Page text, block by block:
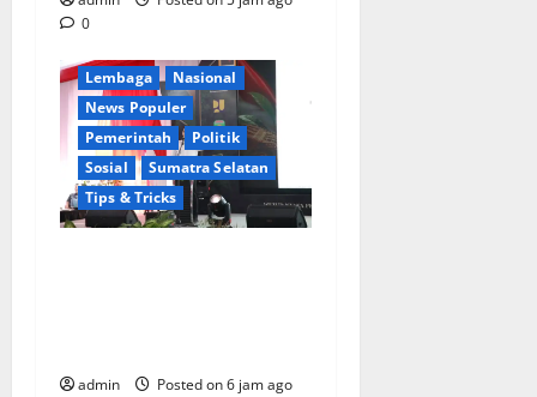
0Ekonomi
Lembaga
Nasional
News Populer
Pemerintah
Politik
Sosial
Sumatra Selatan
Tips & Tricks
admin Posted on 6 jam ago